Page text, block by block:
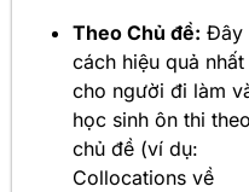
Theo Chủ đề: Đây
cách hiệu quả nhất
cho người đi làm
học sinh ôn thi theo
chủ đề (ví dụ:
Collocations về